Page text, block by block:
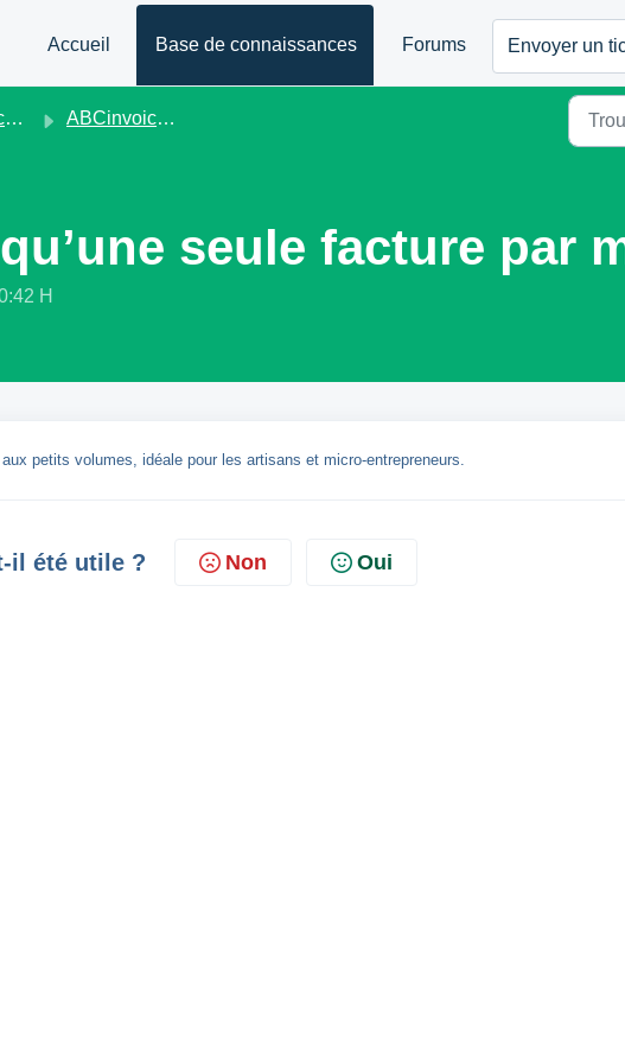
Accueil
Base de connaissances Forums Envoyer un
ABCinvoice.eu - FR
seule facture par
H
petits volumes, idéale pour les artisans et micro-entrepreneurs.
il été utile ? Non Oui